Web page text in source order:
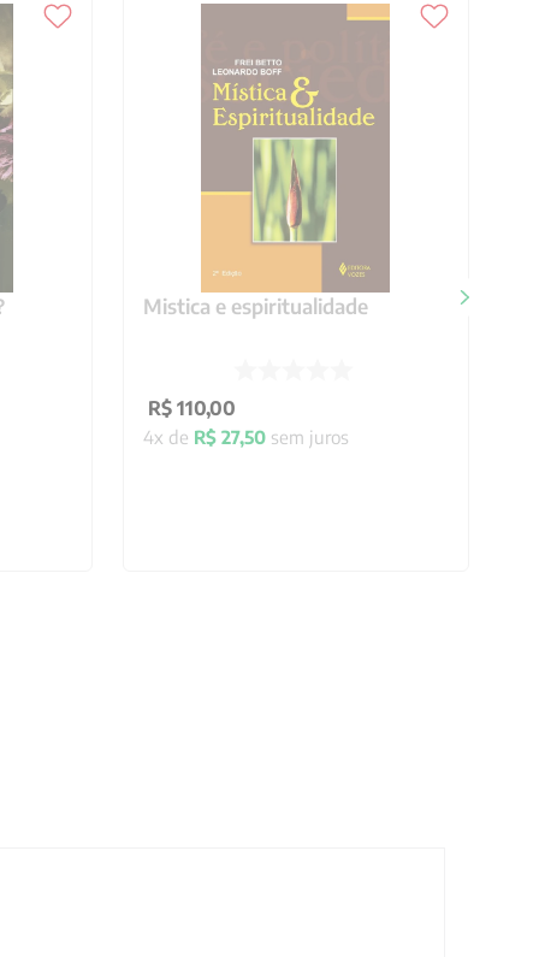
Mistica e espiritualidade
R$ 110,00
4x de R$ 27,50sem juros